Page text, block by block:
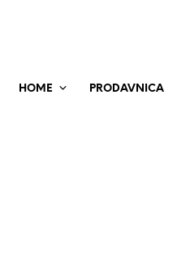
HOME PRODAVNICA